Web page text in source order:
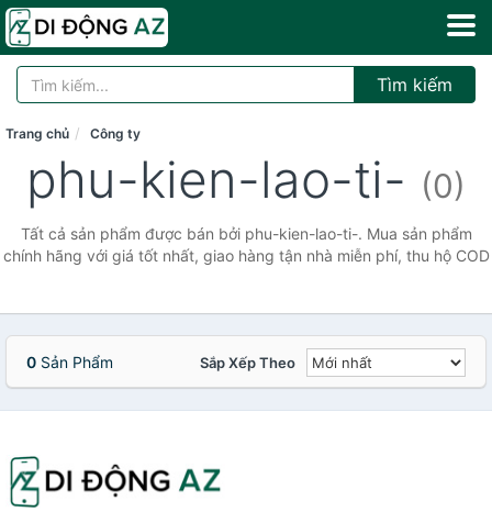
Tìm kiếm
Trang chủ Công ty
phu-kien-lao-ti- (0)
Tất cả sản phẩm được bán bởi phu-kien-lao-ti-. Mua sản phẩm
chính hãng với giá tốt nhất, giao hàng tận nhà miễn phí, thu hộ COD
0 Sản Phẩm Sắp Xếp Theo